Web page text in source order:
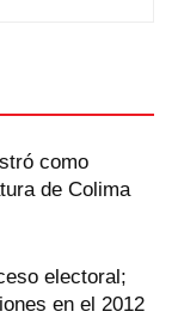
como
de Colima
electoral;
en el 2012